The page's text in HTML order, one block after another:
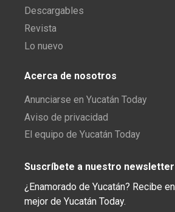
Descargables
Revista
Lo nuevo
Acerca de nosotros
Anunciarse en Yucatán Today
Aviso de privacidad
El equipo de Yucatán Today
Suscríbete a nuestro newsletter
¿Enamorado de Yucatán? Recibe
mejor de Yucatán Today.